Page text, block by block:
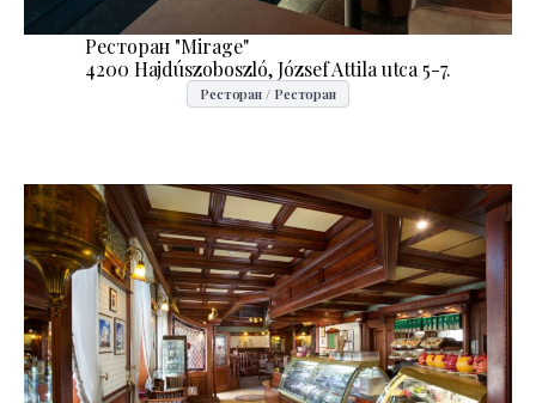
Ресторан "Mirage''
4200 Hajdúszoboszló, József Attila utca 5-7.
Ресторан / Ресторан